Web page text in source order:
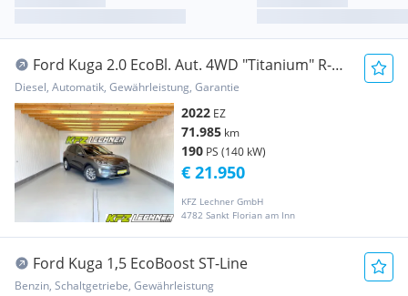
Ford Kuga 2.0 EcoBl. Aut. 4WD "Titanium" R-
KAM*LED*N...
Diesel, Automatik, Gewährleistung, Garantie
2022 EZ
71.985 km
190 PS (140 kW)
KFZ Lechner GmbH
4782 Sankt Florian am Inn
€ 21.950
Ford Kuga 1,5 EcoBoost ST-Line
Benzin, Schaltgetriebe, Gewährleistung